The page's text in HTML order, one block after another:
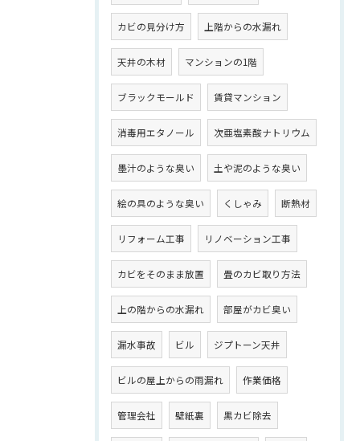
カビの見分け方 上階からの水漏れ
天井の木材 マンションの1階
ブラックモールド 賃貸マンション
消毒用エタノール 次亜塩素酸ナトリウム
墨汁のような臭い 土や泥のような臭い
絵の具のような臭い くしゃみ 断熱材
リフォーム工事 リノベーション工事
カビをそのまま放置 畳のカビ取り方法
上の階からの水漏れ 部屋がカビ臭い
漏水事故 ビル ジプトーン天井
ビルの屋上からの雨漏れ 作業価格
管理会社 壁紙裏 黒カビ除去